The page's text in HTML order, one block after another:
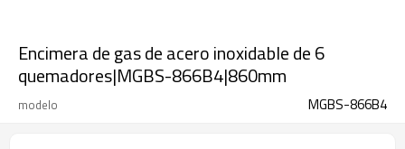
Encimera de gas de acero inoxidable de 6
quemadores|MGBS-866B4|860mm
modelo MGBS-866B4